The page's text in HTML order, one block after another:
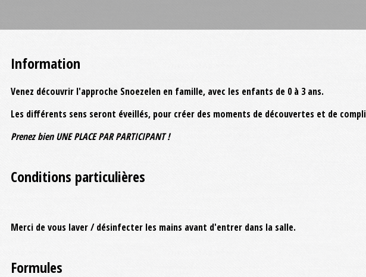
Information
Venez découvrir l'approche Snoezelen en famille, avec les enfants de 0 à 3 ans.
Les différents sens seront éveillés, pour créer des moments de découvertes et de
Prenez bien UNE PLACE PAR PARTICIPANT !
Conditions particulières
Merci de vous laver / désinfecter les mains avant d'entrer dans la salle.
Formules